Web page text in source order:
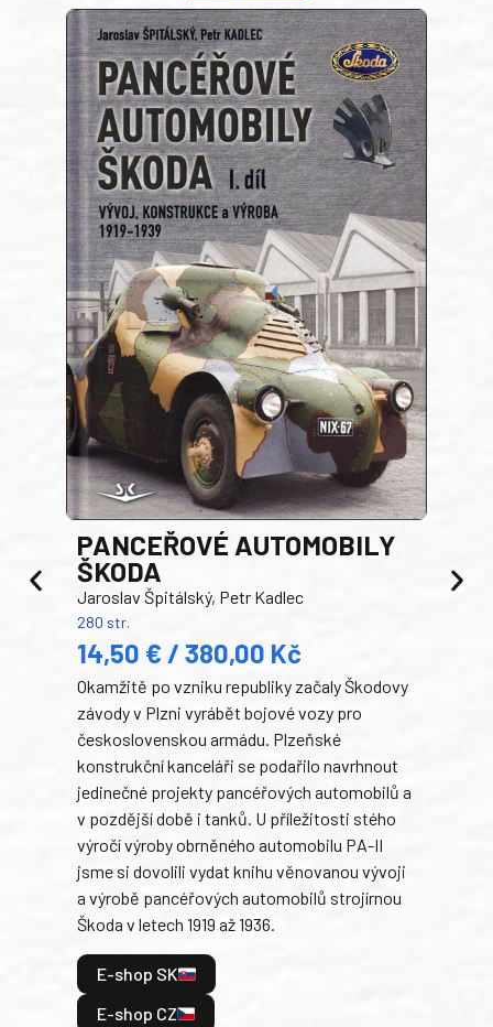
PANCEŘOVÉ AUTOMOBILY
ŠKODA
Jaroslav Špitálský, Petr Kadlec
280 str.
14,50 € / 380,00 Kč
Okamžitě po vzniku republiky začaly Škodovy
závody v Plzni vyrábět bojové vozy pro
československou armádu. Plzeňské
konstrukční kanceláři se podařilo navrhnout
jedinečné projekty pancéřových automobilů a
v pozdější době i tanků. U příležitosti stého
výročí výroby obrněného automobilu PA-II
jsme si dovolili vydat knihu věnovanou vývoji
a výrobě pancéřových automobilů strojírnou
Škoda v letech 1919 až 1936.
E-shop SK
E-shop CZ